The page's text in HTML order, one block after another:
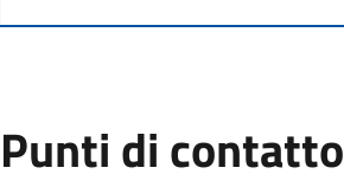
Punti di contatto